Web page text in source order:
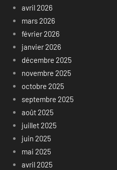
avril 2026
mars 2026
février 2026
janvier 2026
décembre 2025
novembre 2025
octobre 2025
septembre 2025
août 2025
juillet 2025
juin 2025
mai 2025
avril 2025